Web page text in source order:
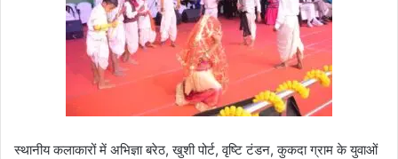
स्थानीय कलाकारों में अभिज्ञा बरेठ, खुशी पोर्ट, वृष्टि टंडन, कुकदा ग्राम के युवाओं